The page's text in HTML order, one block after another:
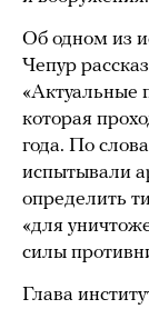
Об одном из
Чепур
«Актуальные
которая
года. По
испытывали
определить
«для
силы
Глава